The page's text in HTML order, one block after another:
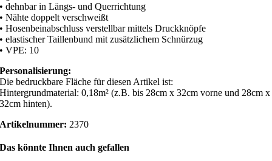
• dehnbar in Längs- und Querrichtung
• Nähte doppelt verschweißt
• Hosenbeinabschluss verstellbar mittels Druckknöpfe
• elastischer Taillenbund mit zusätzlichem Schnürzug
• VPE: 10
Personalisierung:
Die bedruckbare Fläche für diesen Artikel ist:
Hintergrundmaterial: 0,18m² (z.B. bis 28cm x 32cm vorne und 28cm x
32cm hinten).
Artikelnummer: 2370
Das könnte Ihnen auch gefallen